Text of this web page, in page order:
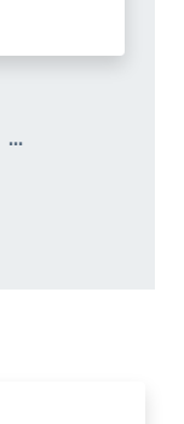
...
successiva